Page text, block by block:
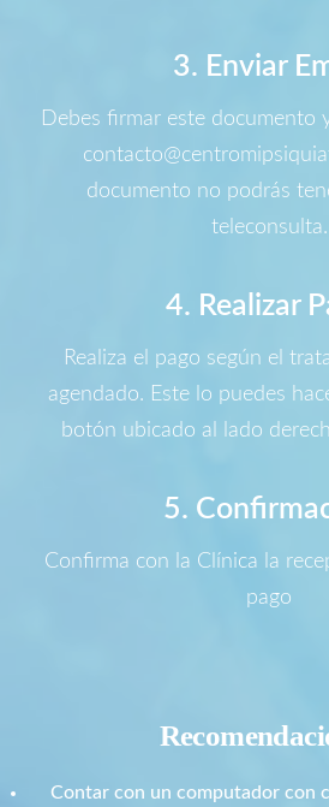
3. Enviar
Debes firmar este documento
documento no podrás
teleconsulta.
4. Realizar
Realiza el pago según el
agendado. Este lo puedes
botón ubicado al lado
5.
Confirma con la Clínica la
pago
Contar con un computador con